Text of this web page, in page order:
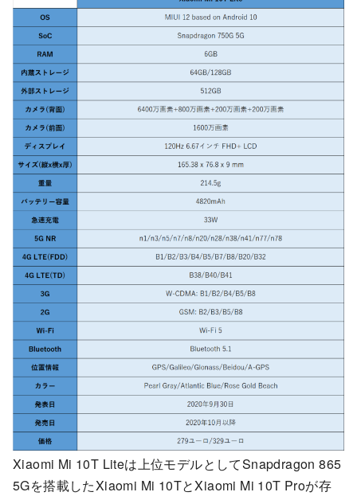
Xiaomi Mi 10T Liteは上位モデルとしてSnapdragon 865
5Gを搭載したXiaomi Mi 10TとXiaomi Mi 10T Proが存